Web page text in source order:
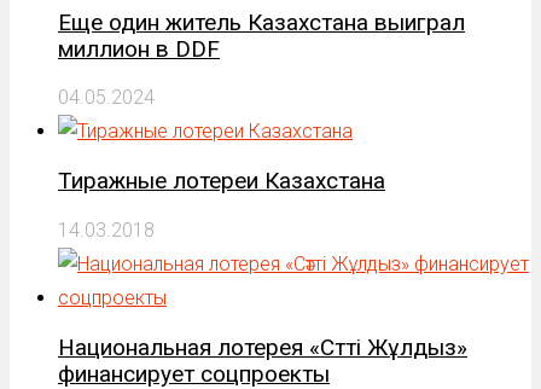
Еще один житель Казахстана выиграл
миллион в DDF
04.05.2024
Тиражные лотереи Казахстана
14.03.2018
Национальная лотерея «Сәтті Жұлдыз»
финансирует соцпроекты